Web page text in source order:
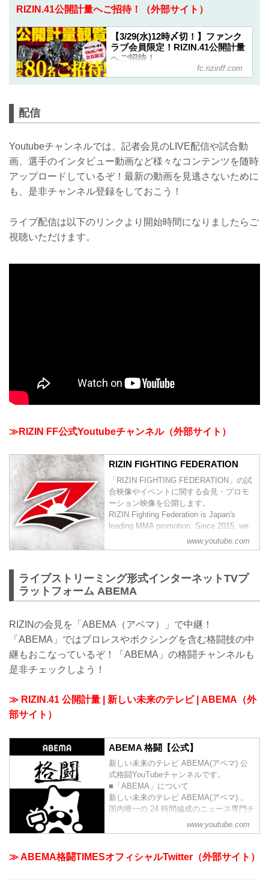
RIZIN.41公開計量へご招待！（外部サイト）
【3/29(水)12時〆切！】ファンク
ラブ会員限定！RIZIN.41公開計量
へご招待！
緊急募集！！！ 3月31日(金)大阪市内某
所にて行われる『RIZIN.41公開計量』
フ"を是非、会場で！！ ご応募受付は
29日(水) 12:00までとなります！お早め
にご応募ください。 RIZIN.41公開計量
観覧ご招待 ＜応募概要＞ ■開催日時
2023年3月31日（金）15:00開始予定※
集合時間は当選者のみへご案内致しま
fc.rizinff.com
配信
Youtubeチャンネルでは、記者会見のLIVE配信や試合動
画、選手のインタビュー動画など様々なコンテンツを随時
アップロードしているぞ！最新の動画を見逃さないために
も、是非チャンネル登録をしておこう！
ライブ配信は以下のリンクより開始時間になりましたらご
視聴いただけます。
≫RIZIN FF公式Youtubeチャンネル（外部サイト）
RIZIN FIGHTING FEDERATION
「RIZIN FIGHTING FEDERATION」の試
合映像やイベントに関する会見・プロモ
ーション映像を公開します。
RIZIN Fighting Federation is Japan's
leading MMA promotion. Since 2015, we
have carried on the fighting tradition of
previous world class MMA promotions
www.youtube.com
ライブストリーミング形式インターネットTVプ
ラットフォーム ABEMA
RIZINの会見を「ABEMA（アベマ）」で中継！
「ABEMA」ではプロレスやボクシングを含む格闘技の中
継もおこなっているぞ！「ABEMA」の格闘チャンネルも
是非チェックしよう！
≫ RIZIN.41 公開計量 | 新しい未来のテレビ | ABEMA（外
部サイト）
ABEMA 格闘【公式】
新しい未来のテレビ ABEMA(アベマ) 公
式格闘YouTubeチャンネルです。
■「ABEMA」について
新しい未来のテレビ ABEMA(アベマ) 。
国内唯一の 24 時間編成のニュース専門チ
オリジナルのドラマや恋愛番組、アニ
20chを24時間365日放送中。
www.youtube.com
≫ ABEMA格闘TIMESオフィシャルTwitter（外部サイト）